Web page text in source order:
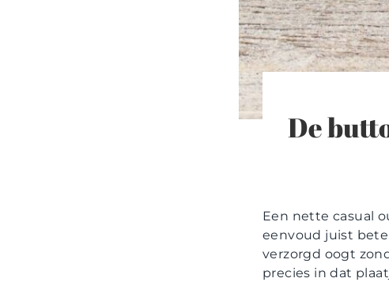
De
Een nette casual
eenvoud juist
verzorgd oogt
precies in dat